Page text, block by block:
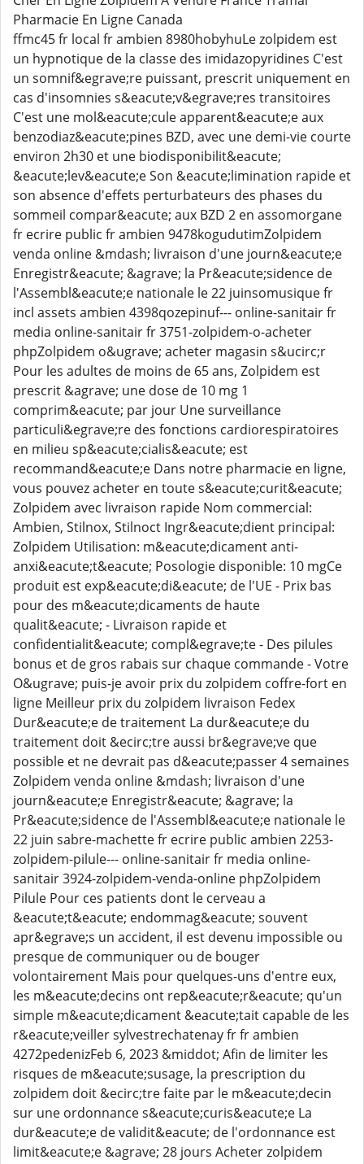
Pharmacie En Ligne Canada
ffmc45 fr local fr ambien 8980hobyhuLe zolpidem est
un hypnotique de la classe des imidazopyridines C'est
un somnif&egrave;re puissant, prescrit uniquement en
cas d'insomnies s&eacute;v&egrave;res transitoires
C'est une mol&eacute;cule apparent&eacute;e aux
benzodiaz&eacute;pines BZD, avec une demi-vie courte
environ 2h30 et une biodisponibilit&eacute;
&eacute;lev&eacute;e Son &eacute;limination rapide et
son absence d'effets perturbateurs des phases du
sommeil compar&eacute; aux BZD 2 en assomorgane
fr ecrire public fr ambien 9478kogudutimZolpidem
venda online &mdash; livraison d'une journ&eacute;e
Enregistr&eacute; &agrave; la Pr&eacute;sidence de
l'Assembl&eacute;e nationale le 22 juinsomusique fr
incl assets ambien 4398qozepinuf--- online-sanitair fr
media online-sanitair fr 3751-zolpidem-o-acheter
phpZolpidem o&ugrave; acheter magasin s&ucirc;r
Pour les adultes de moins de 65 ans, Zolpidem est
prescrit &agrave; une dose de 10 mg 1
comprim&eacute; par jour Une surveillance
particuli&egrave;re des fonctions cardiorespiratoires
en milieu sp&eacute;cialis&eacute; est
recommand&eacute;e Dans notre pharmacie en ligne,
vous pouvez acheter en toute s&eacute;curit&eacute;
Zolpidem avec livraison rapide Nom commercial:
Ambien, Stilnox, Stilnoct Ingr&eacute;dient principal:
Zolpidem Utilisation: m&eacute;dicament anti-
anxi&eacute;t&eacute; Posologie disponible: 10 mgCe
produit est exp&eacute;di&eacute; de l'UE - Prix bas
pour des m&eacute;dicaments de haute
qualit&eacute; - Livraison rapide et
confidentialit&eacute; compl&egrave;te - Des pilules
bonus et de gros rabais sur chaque commande - Votre
O&ugrave; puis-je avoir prix du zolpidem coffre-fort en
ligne Meilleur prix du zolpidem livraison Fedex
Dur&eacute;e de traitement La dur&eacute;e du
traitement doit &ecirc;tre aussi br&egrave;ve que
possible et ne devrait pas d&eacute;passer 4 semaines
Zolpidem venda online &mdash; livraison d'une
journ&eacute;e Enregistr&eacute; &agrave; la
Pr&eacute;sidence de l'Assembl&eacute;e nationale le
22 juin sabre-machette fr ecrire public ambien 2253-
zolpidem-pilule--- online-sanitair fr media online-
sanitair 3924-zolpidem-venda-online phpZolpidem
Pilule Pour ces patients dont le cerveau a
&eacute;t&eacute; endommag&eacute; souvent
apr&egrave;s un accident, il est devenu impossible ou
presque de communiquer ou de bouger
volontairement Mais pour quelques-uns d'entre eux,
les m&eacute;decins ont rep&eacute;r&eacute; qu'un
simple m&eacute;dicament &eacute;tait capable de les
r&eacute;veiller sylvestrechatenay fr fr ambien
4272pedenizFeb 6, 2023 &middot; Afin de limiter les
risques de m&eacute;susage, la prescription du
zolpidem doit &ecirc;tre faite par le m&eacute;decin
sur une ordonnance s&eacute;curis&eacute;e La
dur&eacute;e de validit&eacute; de l'ordonnance est
limit&eacute;e &agrave; 28 jours Acheter zolpidem